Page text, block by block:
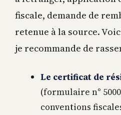
fiscale, demande de
retenue à la source.
je recommande de
Le certificat de
(formulaire n°
conventions